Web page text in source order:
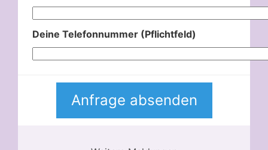
Deine Telefonnummer (Pflichtfeld)